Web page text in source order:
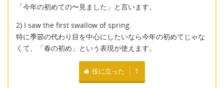
「今年の初めての〜見ました」と言います。
2) I saw the first swallow of spring.
特に季節の代わり目を中心にしたいなら今年の初めてじゃな
くて、「春の初め」という表現が使えます。
役に立った 1